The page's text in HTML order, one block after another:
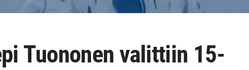
Tuononen valittiin 15-